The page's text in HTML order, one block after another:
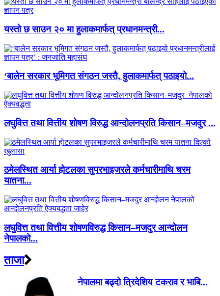
यस्तो छ साउन २० मा हुलाकमार्फत् प्रधानमन्त्री...
‘बालेन सरकार भूमिगत संगठन जस्तै, हुलाकमार्फत् पठाइयो...
लघुवित्त तथा वित्तीय शोषण विरुद्ध आन्दोलनप्रति किसान–मजदुर ...
ठमेलस्थित आर्या होटलका सुपरभाइजरले कर्मचारीमाथि चरम
यातना...
लघुवित्त तथा वित्तीय शोषणविरुद्ध किसान–मजदुर आन्दोलन
नेपालको...
ताजा
नेपालमा बढ्दो त्रिदेशिय टकराव र भाबि...